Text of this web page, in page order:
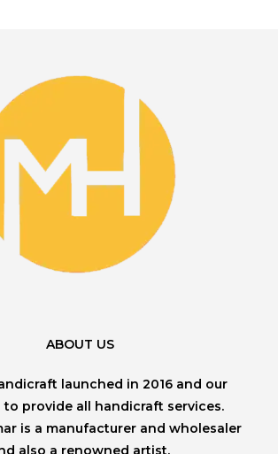
ABOUT US
launched in 2016 and our
to provide all handicraft services.
is a manufacturer and wholesaler
also a renowned artist.